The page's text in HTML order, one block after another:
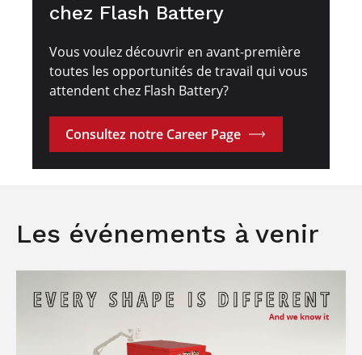
chez Flash Battery
Vous voulez découvrir en avant-première
toutes les opportunités de travail qui vous
attendent chez Flash Battery?
Consultez notre Career Page
Les événements à venir